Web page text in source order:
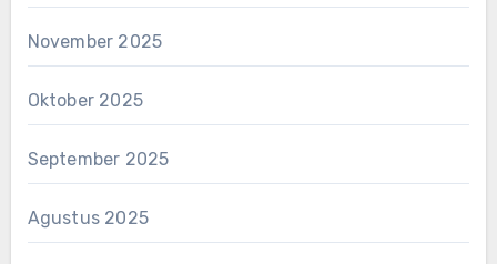
November 2025
Oktober 2025
September 2025
Agustus 2025